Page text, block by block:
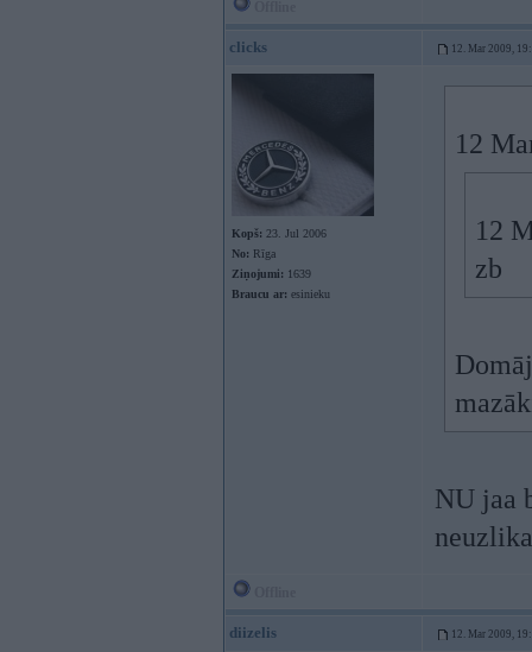
clicks 12. Mar 2009,
Kopš: 23. Jul 2006
No: Rīga
Ziņojumi: 1639
Braucu ar: esinieku
12
12
zb
NU jaa
diizelis 12. Mar 2009,